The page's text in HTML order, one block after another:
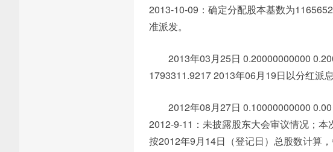
2013-10-09：确定分配股本基数为
准派发。
2013年03月25日 0.20000000000
1793311.9217 2013年06月19日以分红派
2012年08月27日 0.10000000000
2012-9-11：未披露股东大会审议情况；
按2012年9月14日（登记日）总股数计算